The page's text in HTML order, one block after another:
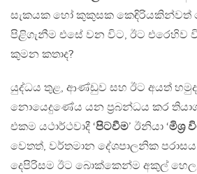
සැකයක හෝ කුකුසක කෙඳිරියකින්වත්
පිළිගැනීම එසේ වන විට, ඊට එරෙහිව
කුමන කතාද?
යුද්ධය තුළ, ආණ්ඩුව සහ ඊට අයත්
නොයෙදුණේය යන ප‍්‍රබන්ධය කර
එකම යථාර්ථවාදී ‘පිටවීම’ ඊනියා ‘මිශ‍්‍ර
වෙතත්, වර්තමාන දේශපාලනික
දෙපිරිසම ඊට බොක්කෙන්ම අකුල්